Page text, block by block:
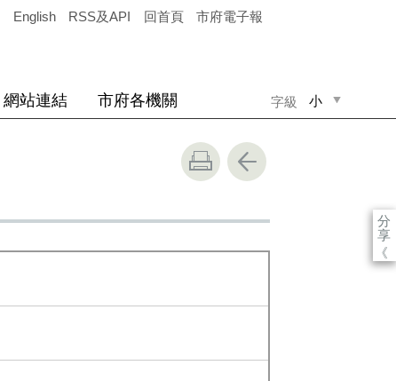
English RSS及API 回首頁 市府電子報
字級 小
網站連結 市府各機關
分
享
《